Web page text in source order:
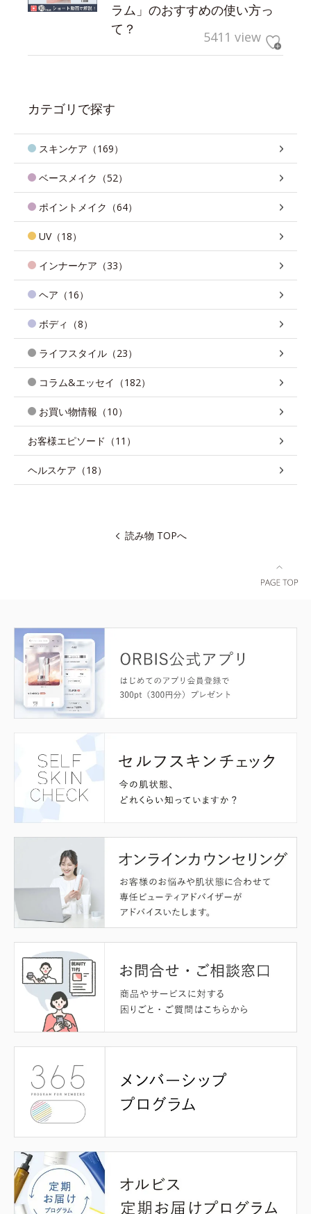
ラム」のおすすめの使い方っ
て？
5411 view
カテゴリで探す
スキンケア（169）
ベースメイク（52）
ポイントメイク（64）
UV（18）
インナーケア（33）
ヘア（16）
ボディ（8）
ライフスタイル（23）
コラム&エッセイ（182）
お買い物情報（10）
お客様エピソード（11）
ヘルスケア（18）
読み物 TOPへ